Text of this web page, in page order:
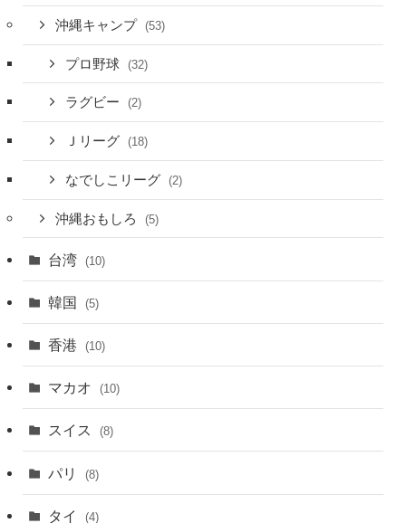
沖縄キャンプ (53)
プロ野球 (32)
ラグビー (2)
Ｊリーグ (18)
なでしこリーグ (2)
沖縄おもしろ (5)
台湾 (10)
韓国 (5)
香港 (10)
マカオ (10)
スイス (8)
パリ (8)
タイ (4)